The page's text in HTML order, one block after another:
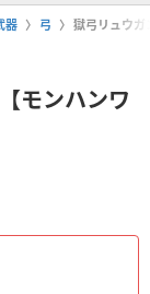
器 弓 獄弓リュウガ
モンハンワ